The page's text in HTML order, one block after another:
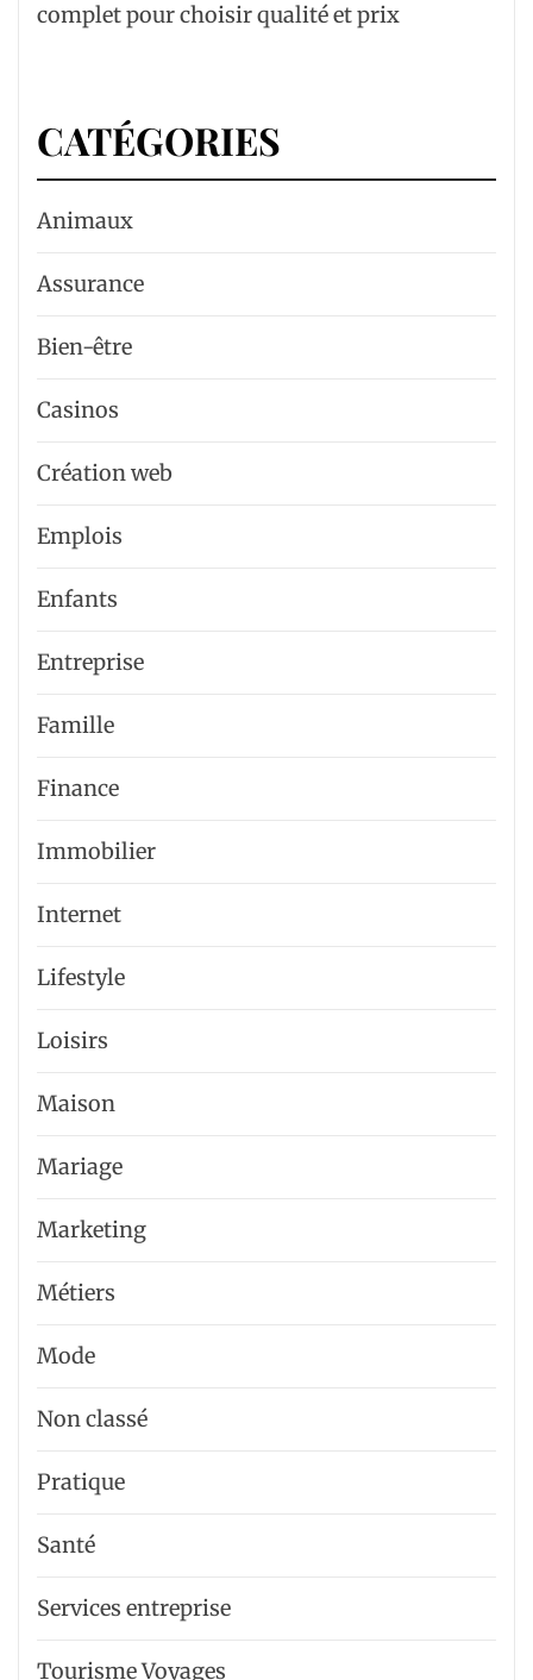
complet pour choisir qualité et prix
CATÉGORIES
Animaux
Assurance
Bien-être
Casinos
Création web
Emplois
Enfants
Entreprise
Famille
Finance
Immobilier
Internet
Lifestyle
Loisirs
Maison
Mariage
Marketing
Métiers
Mode
Non classé
Pratique
Santé
Services entreprise
Tourisme Voyages